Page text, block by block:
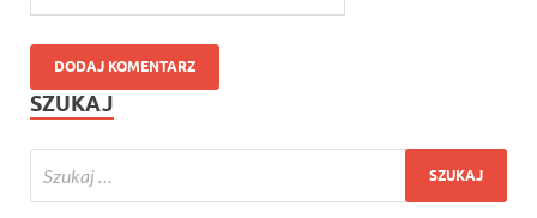
SZUKAJ